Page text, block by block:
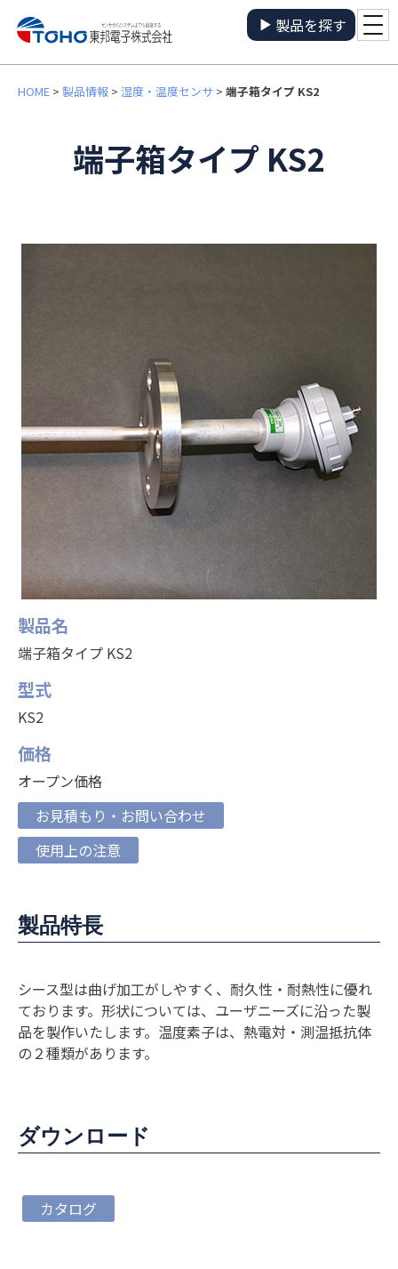
製品を探す
HOME > 製品情報 > 湿度・温度センサ > 端子箱タイプ KS2
端子箱タイプ KS2
製品名
端子箱タイプ KS2
型式
KS2
価格
オープン価格
お見積もり・お問い合わせ
使用上の注意
製品特長
シース型は曲げ加工がしやすく、耐久性・耐熱性に優れ
ております。形状については、ユーザニーズに沿った製
品を製作いたします。温度素子は、熱電対・測温抵抗体
の２種類があります。
ダウンロード
カタログ